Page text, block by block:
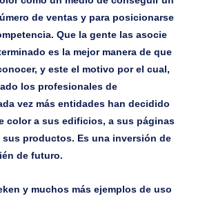
de ventas y para posicionarse
Que la gente las asocie
es la mejor manera de que
y este el motivo por el cual,
los profesionales de
vez más entidades han decidido
color a sus edificios, a sus páginas
sus productos. Es una inversión de
de futuro.
y muchos más ejemplos de uso